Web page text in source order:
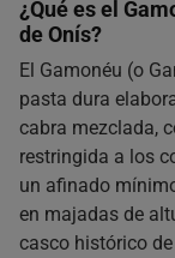
¿Qué es el
de Onís?
El Gamonéu (o
pasta dura
cabra mezclada,
restringida a los
un afinado
en majadas de
casco histórico